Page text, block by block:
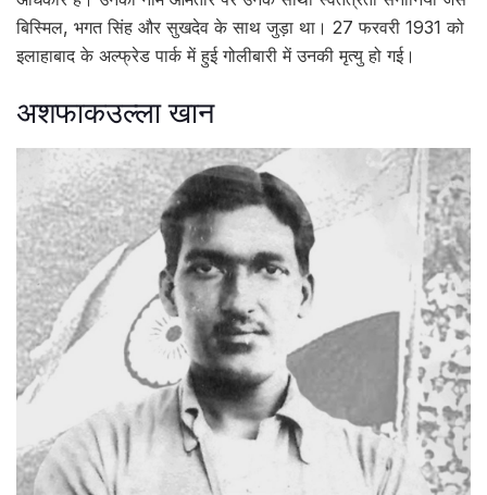
बिस्मिल, भगत सिंह और सुखदेव के साथ जुड़ा था। 27 फरवरी 1931 को
इलाहाबाद के अल्फ्रेड पार्क में हुई गोलीबारी में उनकी मृत्यु हो गई।
अशफाकउल्ला खान